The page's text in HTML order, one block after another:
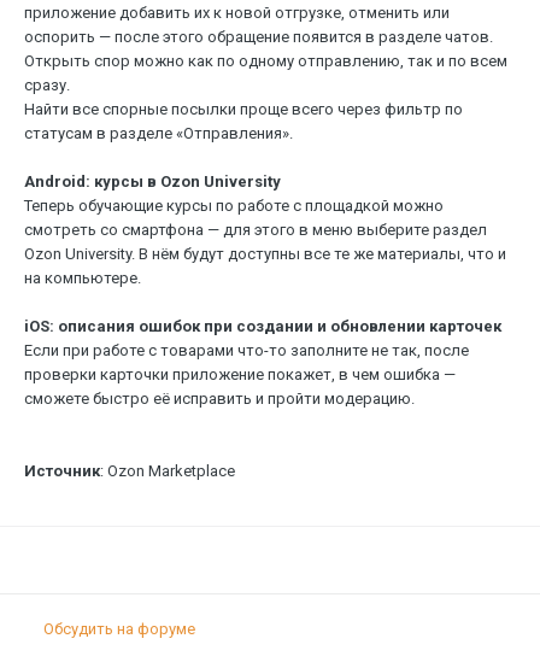
приложение добавить их к новой отгрузке, отменить или
оспорить — после этого обращение появится в разделе чатов.
Открыть спор можно как по одному отправлению, так и по всем
сразу.
Найти все спорные посылки проще всего через фильтр по
статусам в разделе «Отправления».
Android: курсы в Ozon University
Теперь обучающие курсы по работе с площадкой можно
смотреть со смартфона — для этого в меню выберите раздел
Ozon University. В нём будут доступны все те же материалы, что и
на компьютере.
iOS: описания ошибок при создании и обновлении карточек
Если при работе с товарами что-то заполните не так, после
проверки карточки приложение покажет, в чем ошибка —
сможете быстро её исправить и пройти модерацию.
Источник: Ozon Marketplace
Обсудить на форуме